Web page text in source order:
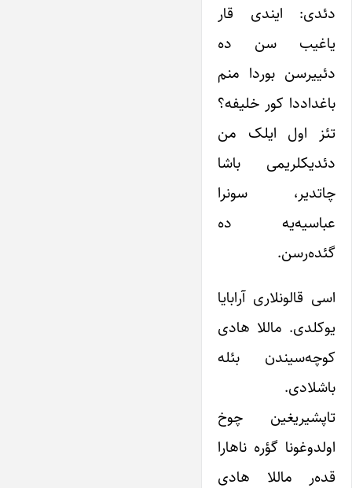
دئدی: ایندی قار
یاغیب سن ده
دئییرسن بوردا منم
باغداددا کور خلیفه؟
تئز اول ایلک من
دئدیکلریمی باشا
چاتدیر، سونرا
عباسیه‌یه ده
گئده‌رسن.
اسی قالونلاری آرابایا
یوکلدی. ماللا هادی
کوچه‌سیندن بئله
باشلادی.
تاپشیریغین چوخ
اولدوغونا گؤره ناهارا
قده‌ر ماللا هادی